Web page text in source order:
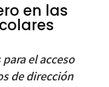
en las
el acceso
de dirección